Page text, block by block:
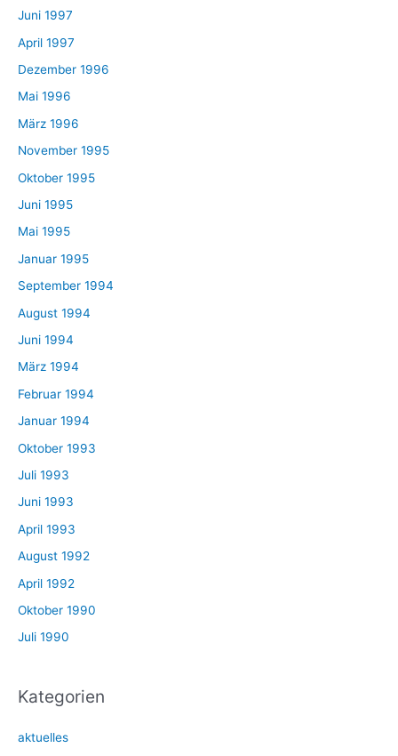
Juni 1997
April 1997
Dezember 1996
Mai 1996
März 1996
November 1995
Oktober 1995
Juni 1995
Mai 1995
Januar 1995
September 1994
August 1994
Juni 1994
März 1994
Februar 1994
Januar 1994
Oktober 1993
Juli 1993
Juni 1993
April 1993
August 1992
April 1992
Oktober 1990
Juli 1990
Kategorien
aktuelles